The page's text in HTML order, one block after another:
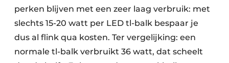
perken blijven met een zeer laag verbruik: met
slechts 15-20 watt per LED tl-balk bespaar je
dus al flink qua kosten. Ter vergelijking: een
normale tl-balk verbruikt 36 watt, dat scheelt